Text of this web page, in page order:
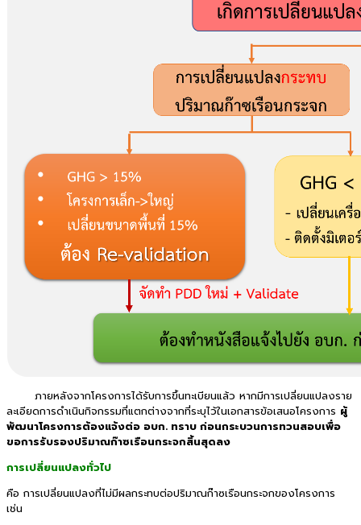
ภายหลังจากโครงการได้รับการขึ้นทะเบียนแล้ว หากมีการเปลี่ยนแปลงราย
ละเอียดการดำเนินกิจกรรมที่แตกต่างจากที่ระบุไว้ในเอกสารข้อเสนอโครงการ ผู้
พัฒนาโครงการต้องแจ้งต่อ อบก. ทราบ ก่อนกระบวนการทวนสอบเพื่อ
ขอการรับรองปริมาณก๊าซเรือนกระจกสิ้นสุดลง
การเปลี่ยนแปลงทั่วไป
คือ การเปลี่ยนแปลงที่ไม่มีผลกระทบต่อปริมาณก๊าซเรือนกระจกของโครงการ
เช่น